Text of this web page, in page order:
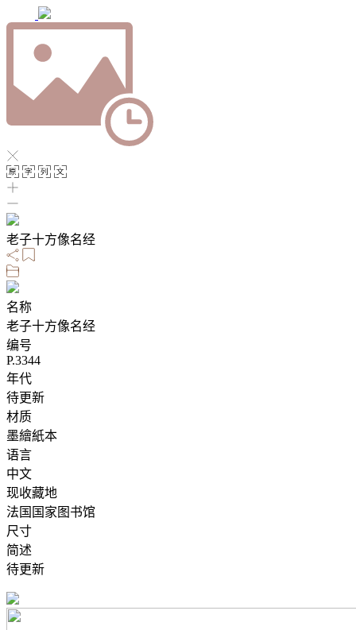
老子十方像名经
名称
老子十方像名经
编号
P.3344
年代
待更新
材质
墨繪紙本
语言
中文
现收藏地
法国国家图书馆
尺寸
简述
待更新